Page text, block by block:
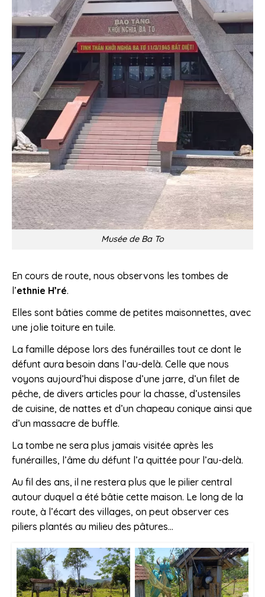
Musée de Ba To
En cours de route, nous observons les tombes de
l’ethnie H’ré.
Elles sont bâties comme de petites maisonnettes, avec
une jolie toiture en tuile.
La famille dépose lors des funérailles tout ce dont le
défunt aura besoin dans l’au-delà. Celle que nous
voyons aujourd’hui dispose d’une jarre, d’un filet de
pêche, de divers articles pour la chasse, d’ustensiles
de cuisine, de nattes et d’un chapeau conique ainsi que
d’un massacre de buffle.
La tombe ne sera plus jamais visitée après les
funérailles, l’âme du défunt l’a quittée pour l’au-delà.
Au fil des ans, il ne restera plus que le pilier central
autour duquel a été bâtie cette maison. Le long de la
route, à l’écart des villages, on peut observer ces
piliers plantés au milieu des pâtures…